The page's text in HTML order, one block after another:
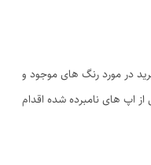
در مورد رنگ های موجود و
اپ های نامبرده شده اقدام